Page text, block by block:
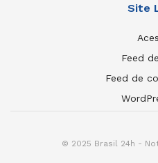
Site
Feed
Feed de
© 2025 Brasil 24h -